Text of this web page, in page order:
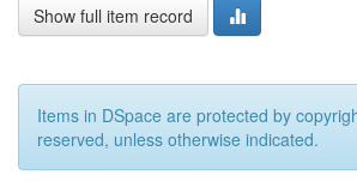
Show full item record
Items in DSpace are protected by
reserved, unless otherwise indicated.